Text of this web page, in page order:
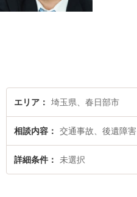
エリア 埼玉県、春日部市
相談内容 交通事故、後遺障害
詳細条件 未選択